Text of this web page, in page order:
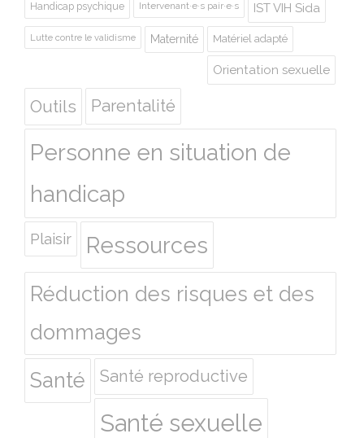
Handicap psychique Intervenant·e·s pair·e·s IST VIH Sida
Lutte contre le validisme Maternité Matériel adapté
Orientation sexuelle
Outils Parentalité
Personne en situation de
handicap
Plaisir Ressources
Réduction des risques et des
dommages
Santé
Santé reproductive
Santé sexuelle